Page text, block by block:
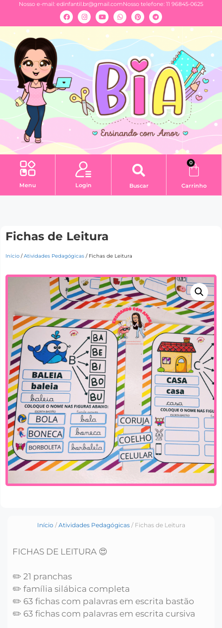
Nosso e-mail: edinfantil.br@gmail.comNosso telefone: 11 96845-0625
Menu Login Buscar
0
Carrinho
Fichas de Leitura
Início /Atividades Pedagógicas / Fichas de Leitura
Início / Atividades Pedagógicas/ Fichas de Leitura
FICHAS DE LEITURA 😍
✏️ 21 pranchas
✏️ família silábica completa
✏️ 63 fichas com palavras em escrita bastão
✏️ 63 fichas com palavras em escrita cursiva